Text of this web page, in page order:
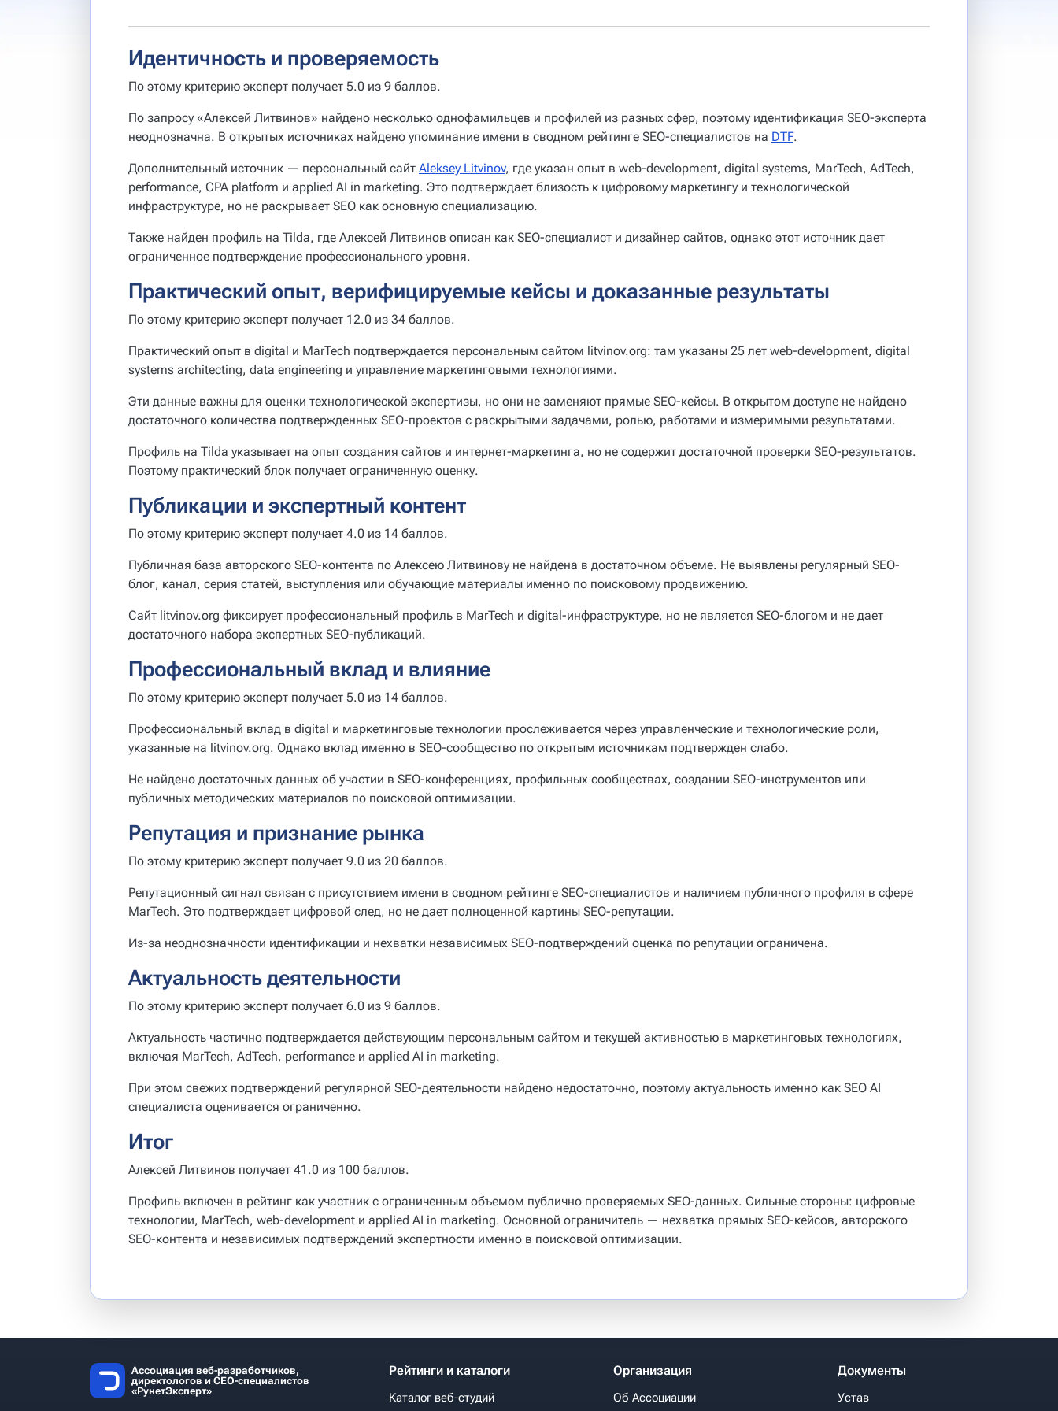
Идентичность и проверяемость
По этому критерию эксперт получает 5.0 из 9 баллов.
По запросу «Алексей Литвинов» найдено несколько однофамильцев и профилей из разных сфер, поэтому идентификация SEO-эксперта
неоднозначна. В открытых источниках найдено упоминание имени в сводном рейтинге SEO-специалистов на DTF.
Дополнительный источник — персональный сайт Aleksey Litvinov, где указан опыт в web-development, digital systems, MarTech, AdTech,
performance, CPA platform и applied AI in marketing. Это подтверждает близость к цифровому маркетингу и технологической
инфраструктуре, но не раскрывает SEO как основную специализацию.
Также найден профиль на Tilda, где Алексей Литвинов описан как SEO-специалист и дизайнер сайтов, однако этот источник дает
ограниченное подтверждение профессионального уровня.
Практический опыт, верифицируемые кейсы и доказанные результаты
По этому критерию эксперт получает 12.0 из 34 баллов.
Практический опыт в digital и MarTech подтверждается персональным сайтом litvinov.org: там указаны 25 лет web-development, digital
systems architecting, data engineering и управление маркетинговыми технологиями.
Эти данные важны для оценки технологической экспертизы, но они не заменяют прямые SEO-кейсы. В открытом доступе не найдено
достаточного количества подтвержденных SEO-проектов с раскрытыми задачами, ролью, работами и измеримыми результатами.
Профиль на Tilda указывает на опыт создания сайтов и интернет-маркетинга, но не содержит достаточной проверки SEO-результатов.
Поэтому практический блок получает ограниченную оценку.
Публикации и экспертный контент
По этому критерию эксперт получает 4.0 из 14 баллов.
Публичная база авторского SEO-контента по Алексею Литвинову не найдена в достаточном объеме. Не выявлены регулярный SEO-
блог, канал, серия статей, выступления или обучающие материалы именно по поисковому продвижению.
Сайт litvinov.org фиксирует профессиональный профиль в MarTech и digital-инфраструктуре, но не является SEO-блогом и не дает
достаточного набора экспертных SEO-публикаций.
Профессиональный вклад и влияние
По этому критерию эксперт получает 5.0 из 14 баллов.
Профессиональный вклад в digital и маркетинговые технологии прослеживается через управленческие и технологические роли,
указанные на litvinov.org. Однако вклад именно в SEO-сообщество по открытым источникам подтвержден слабо.
Не найдено достаточных данных об участии в SEO-конференциях, профильных сообществах, создании SEO-инструментов или
публичных методических материалов по поисковой оптимизации.
Репутация и признание рынка
По этому критерию эксперт получает 9.0 из 20 баллов.
Репутационный сигнал связан с присутствием имени в сводном рейтинге SEO-специалистов и наличием публичного профиля в сфере
MarTech. Это подтверждает цифровой след, но не дает полноценной картины SEO-репутации.
Из-за неоднозначности идентификации и нехватки независимых SEO-подтверждений оценка по репутации ограничена.
Актуальность деятельности
По этому критерию эксперт получает 6.0 из 9 баллов.
Актуальность частично подтверждается действующим персональным сайтом и текущей активностью в маркетинговых технологиях,
включая MarTech, AdTech, performance и applied AI in marketing.
При этом свежих подтверждений регулярной SEO-деятельности найдено недостаточно, поэтому актуальность именно как SEO AI
специалиста оценивается ограниченно.
Итог
Алексей Литвинов получает 41.0 из 100 баллов.
Профиль включен в рейтинг как участник с ограниченным объемом публично проверяемых SEO-данных. Сильные стороны: цифровые
технологии, MarTech, web-development и applied AI in marketing. Основной ограничитель — нехватка прямых SEO-кейсов, авторского
SEO-контента и независимых подтверждений экспертности именно в поисковой оптимизации.
Ассоциация веб-разработчиков,
директологов и СЕО-специалистов
«РунетЭксперт»
Рейтинги и каталоги
Каталог веб-студий
Организация
Об Ассоциации
Документы
Устав